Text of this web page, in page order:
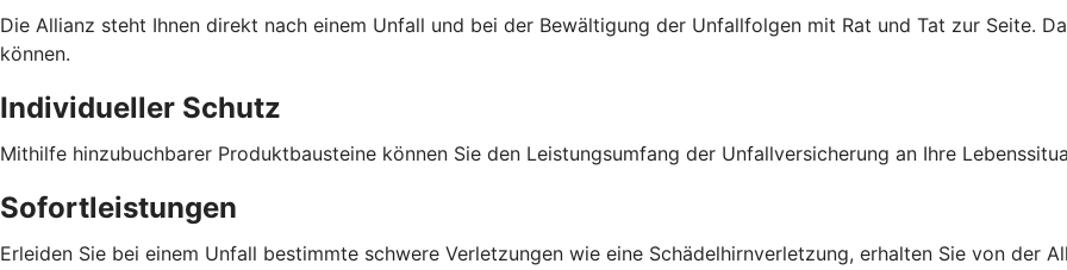
Die Allianz steht Ihnen direkt nach einem Unfall und bei der Bewältigung der Unfallfolgen mit Rat und Tat zur Seite.
können.
Individueller Schutz
Mithilfe hinzubuchbarer Produktbausteine können Sie den Leistungsumfang der Unfallversicherung an Ihre
Sofortleistungen
Erleiden Sie bei einem Unfall bestimmte schwere Verletzungen wie eine Schädelhirnverletzung, erhalten Sie von der